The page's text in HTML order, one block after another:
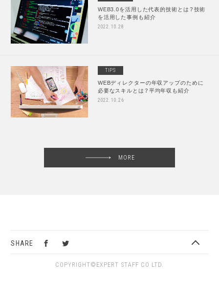
WEB3.0を活用した代表的技術とは？技術
を活用した事例も紹介
2022.10.28
TIPS
WEBディレクターの年収アップのために
必要なスキルとは？平均年収も紹介
2022.10.26
MORE
SHARE
COPYRIGHT©EXPERT STAFF CO LTD.